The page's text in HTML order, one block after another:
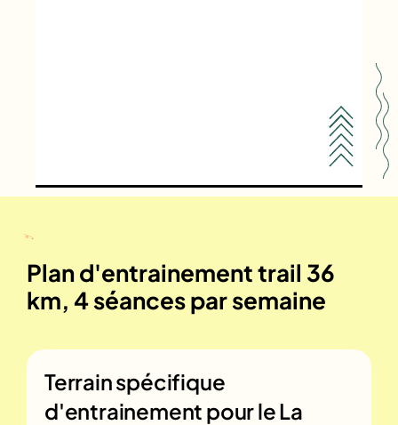
Plan d'entrainement trail 36
km, 4 séances par semaine
Terrain spécifique
d'entrainement pour leLa